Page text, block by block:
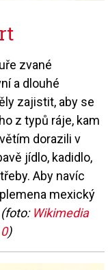
zvané
a dlouhé
zajistit, aby se
z typů ráje, kam
dorazili v
jídlo, kadidlo,
Aby navíc
mexický
(foto: Wikimedia
)